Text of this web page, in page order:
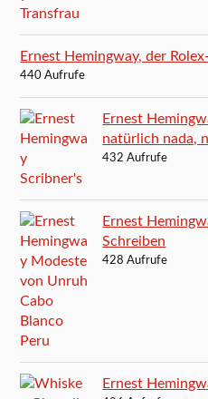
Ernest Hemingway, der
440 Aufrufe
Ernest
natürlich nada,
432 Aufrufe
Ernest
Schreiben
428 Aufrufe
Ernest